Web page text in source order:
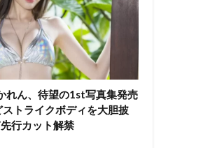
れん、待望の1st写真集発売
トライクボディを大胆披
行カット解禁